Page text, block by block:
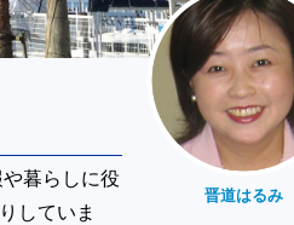
晋道はるみ
暮らしに役
していま